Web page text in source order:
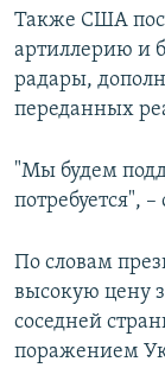
Также США
артиллерию и
радары,
переданных
"Мы будем
потребуется",
По словам
высокую цену
соседней
поражением